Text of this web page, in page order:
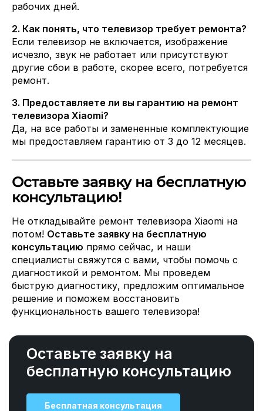
рабочих дней.
2. Как понять, что телевизор требует ремонта?
Если телевизор не включается, изображение
исчезло, звук не работает или присутствуют
другие сбои в работе, скорее всего, потребуется
ремонт.
3. Предоставляете ли вы гарантию на ремонт
телевизора Xiaomi?
Да, на все работы и замененные комплектующие
мы предоставляем гарантию от 3 до 12 месяцев.
Оставьте заявку на бесплатную
консультацию!
Не откладывайте ремонт телевизора Xiaomi на
потом! Оставьте заявку на бесплатную
консультацию прямо сейчас, и наши
специалисты свяжутся с вами, чтобы помочь с
диагностикой и ремонтом. Мы проведем
быструю диагностику, предложим оптимальное
решение и поможем восстановить
функциональность вашего телевизора!
Оставьте заявку на
бесплатную консультацию
Бесплатная консультация